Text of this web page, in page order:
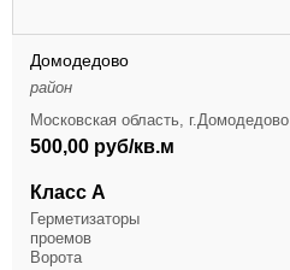
Домодедово
район
Московская область, г.Домодедово
500,00 руб/кв.м
Класс А
Герметизаторы
проемов
Ворота